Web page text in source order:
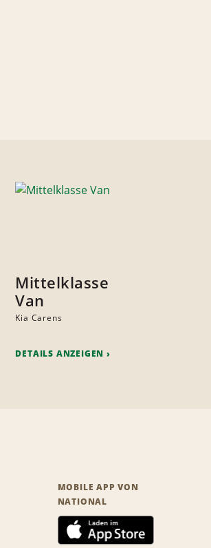
Mittelklasse
Van
Kia Carens
DETAILS ANZEIGEN
MOBILE APP VON
NATIONAL